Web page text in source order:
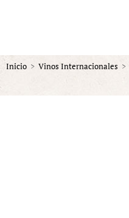
Inicio > Vinos Internacionales >